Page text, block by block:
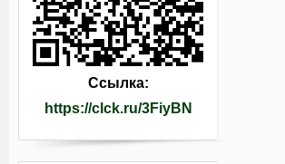
Ссылка:
https://clck.ru/3FiyBN